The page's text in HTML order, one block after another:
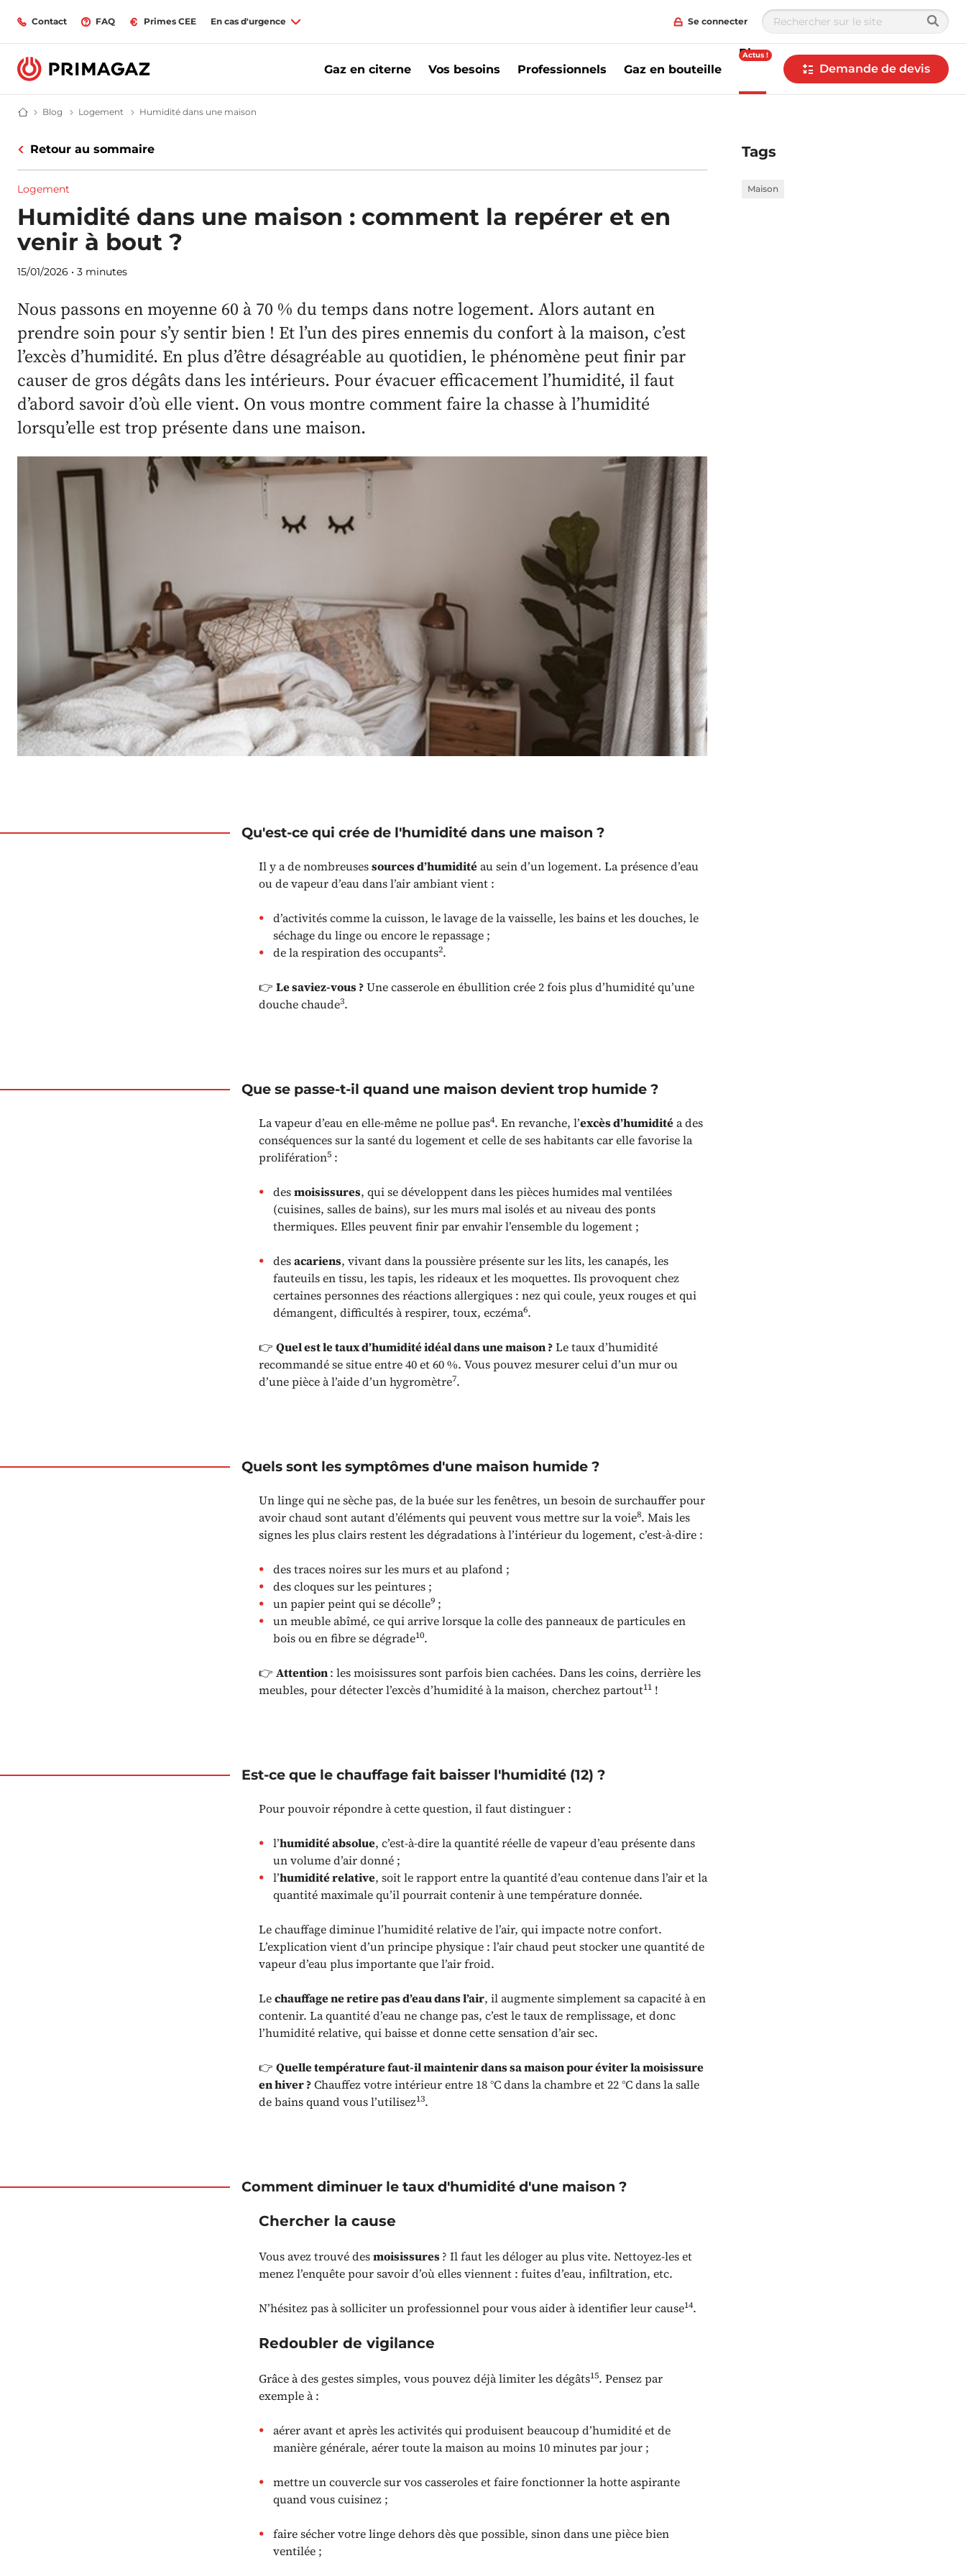
Contact FAQ Primes CEE En cas d'urgence Se connecter
Gaz en citerne Vos besoins Professionnels Gaz en bouteille
Blog
Actus !
Demande de devis
Fournisseur gaz butane et propane : citerne, bouteille, GPL | Primagaz
Blog Blog | Primagaz
Logement Ma maison au gaz propane | Blog Primagaz
Humidité dans une maison
Retour au sommaire
Logement
Humidité dans une maison : comment la repérer et en
venir à bout ?
15/01/2026 • 3 minutes
Nous passons en moyenne 60 à 70 % du temps dans notre logement. Alors autant en
prendre soin pour s’y sentir bien ! Et l’un des pires ennemis du confort à la maison, c’est
l’excès d’humidité. En plus d’être désagréable au quotidien, le phénomène peut finir par
causer de gros dégâts dans les intérieurs. Pour évacuer efficacement l’humidité, il faut
d’abord savoir d’où elle vient. On vous montre comment faire la chasse à l’humidité
lorsqu’elle est trop présente dans une maison.
Tags
Maison
Qu'est-ce qui crée de l'humidité dans une maison ?
Il y a de nombreusessources d’humidité au sein d’un logement. La présence d’eau
ou de vapeur d’eau dans l’air ambiant vient :
d’activités comme la cuisson, le lavage de la vaisselle, les bains et les douches, le
séchage du linge ou encore le repassage ;
de la respiration des occupants2.
👉 Le saviez-vous ?Une casserole en ébullition crée 2 fois plus d’humidité qu’une
douche chaude3.
Que se passe-t-il quand une maison devient trop humide ?
La vapeur d’eau en elle-même ne pollue pas4. En revanche, l’excès d’humidité a des
conséquences sur la santé du logement et celle de ses habitants car elle favorise la
prolifération5 :
desmoisissures, qui se développent dans les pièces humides mal ventilées
(cuisines, salles de bains), sur les murs mal isolés et au niveau des ponts
thermiques. Elles peuvent finir par envahir l’ensemble du logement ;
desacariens, vivant dans la poussière présente sur les lits, les canapés, les
fauteuils en tissu, les tapis, les rideaux et les moquettes. Ils provoquent chez
certaines personnes des réactions allergiques : nez qui coule, yeux rouges et qui
démangent, difficultés à respirer, toux, eczéma6.
👉 Quel est le taux d’humidité idéal dans une maison ?Le taux d’humidité
recommandé se situe entre 40 et 60 %. Vous pouvez mesurer celui d’un mur ou
d’une pièce à l’aide d’un hygromètre7.
Quels sont les symptômes d'une maison humide ?
Un linge qui ne sèche pas, de la buée sur les fenêtres, un besoin de surchauffer pour
avoir chaud sont autant d’éléments qui peuvent vous mettre sur la voie8. Mais les
signes les plus clairs restent les dégradations à l’intérieur du logement, c’est-à-dire :
des traces noires sur les murs et au plafond ;
des cloques sur les peintures ;
un papier peint qui se décolle9 ;
un meuble abîmé, ce qui arrive lorsque la colle des panneaux de particules en
bois ou en fibre se dégrade10.
👉 Attention: les moisissures sont parfois bien cachées. Dans les coins, derrière les
meubles, pour détecter l’excès d’humidité à la maison, cherchez partout11 !
Est-ce que le chauffage fait baisser l'humidité (12) ?
Pour pouvoir répondre à cette question, il faut distinguer :
l’humidité absolue, c’est-à-dire la quantité réelle de vapeur d’eau présente dans
un volume d’air donné ;
l’humidité relative, soit le rapport entre la quantité d’eau contenue dans l’air et la
quantité maximale qu’il pourrait contenir à une température donnée.
Le chauffage diminue l’humidité relative de l’air, qui impacte notre confort.
L’explication vient d’un principe physique : l’air chaud peut stocker une quantité de
vapeur d’eau plus importante que l’air froid.
Lechauffage ne retire pas d’eau dans l’air, il augmente simplement sa capacité à en
contenir. La quantité d’eau ne change pas, c’est le taux de remplissage, et donc
l’humidité relative, qui baisse et donne cette sensation d’air sec.
👉 Quelle température faut-il maintenir dans sa maison pour éviter la moisissure
en hiver ?Chauffez votre intérieur entre 18 °C dans la chambre et 22 °C dans la salle
de bains quand vous l’utilisez13.
Comment diminuer le taux d'humidité d'une maison ?
Chercher la cause
Vous avez trouvé desmoisissures? Il faut les déloger au plus vite. Nettoyez-les et
menez l’enquête pour savoir d’où elles viennent : fuites d’eau, infiltration, etc.
N’hésitez pas à solliciter un professionnel pour vous aider à identifier leur cause14.
Redoubler de vigilance
Grâce à des gestes simples, vous pouvez déjà limiter les dégâts15. Pensez par
exemple à :
aérer avant et après les activités qui produisent beaucoup d’humidité et de
manière générale, aérer toute la maison au moins 10 minutes par jour ;
mettre un couvercle sur vos casseroles et faire fonctionner la hotte aspirante
quand vous cuisinez ;
faire sécher votre linge dehors dès que possible, sinon dans une pièce bien
ventilée ;